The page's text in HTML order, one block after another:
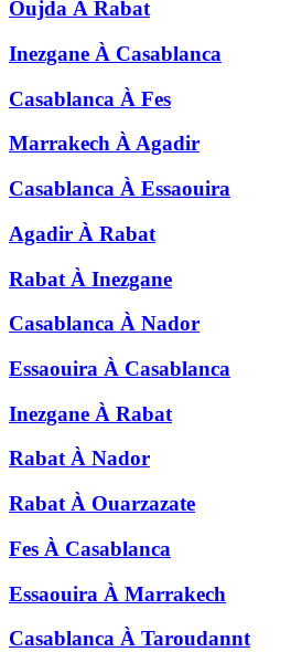
Oujda À Rabat
Inezgane À Casablanca
Casablanca À Fes
Marrakech ÀAgadir
Casablanca À Essaouira
Agadir À Rabat
Rabat À Inezgane
Casablanca À Nador
Essaouira À Casablanca
Inezgane À Rabat
Rabat À Nador
Rabat À Ouarzazate
Fes À Casablanca
Essaouira À Marrakech
Casablanca À Taroudannt